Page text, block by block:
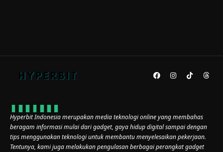
Hyperbit Indonesia merupakan media teknologi online yang membahas
beragam informasi mulai dari gadget, gaya hidup digital sampai dengan
tips menggunakan teknologi untuk membantu menyelesaikan pekerjaan.
Tentunya, kami juga melakukan pengulasan berbagai perangkat gadget